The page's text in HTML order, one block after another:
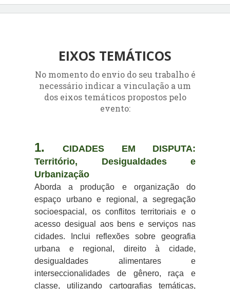
EIXOS TEMÁTICOS
No momento do envio do seu trabalho é
necessário indicar a vinculação a um
dos eixos temáticos propostos pelo
evento:
1.CIDADES EM DISPUTA:
Território, Desigualdades e
Urbanização
Aborda a produção e organização do
espaço urbano e regional, a segregação
socioespacial, os conflitos territoriais e o
acesso desigual aos bens e serviços nas
cidades. Inclui reflexões sobre geografia
urbana e regional, direito à cidade,
desigualdades alimentares e
interseccionalidades de gênero, raça e
classe, utilizando cartografias temáticas,